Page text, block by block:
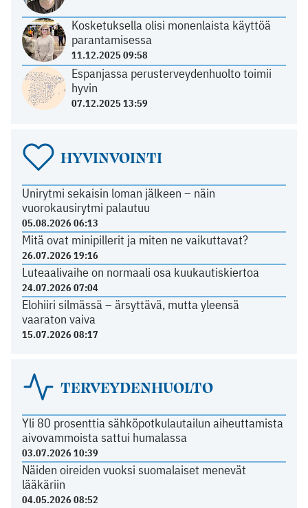
Kosketuksella olisi monenlaista käyttöä
parantamisessa
11.12.2025 09:58
Espanjassa perusterveydenhuolto toimii
hyvin
07.12.2025 13:59
HYVINVOINTI
Unirytmi sekaisin loman jälkeen – näin
vuorokausirytmi palautuu
05.08.2026 06:13
Mitä ovat minipillerit ja miten ne vaikuttavat?
26.07.2026 19:16
Luteaalivaihe on normaali osa kuukautiskiertoa
24.07.2026 07:04
Elohiiri silmässä – ärsyttävä, mutta yleensä
vaaraton vaiva
15.07.2026 08:17
TERVEYDENHUOLTO
Yli 80 prosenttia sähköpotkulautailun aiheuttamista
aivovammoista sattui humalassa
03.07.2026 10:39
Näiden oireiden vuoksi suomalaiset menevät
lääkäriin
04.05.2026 08:52